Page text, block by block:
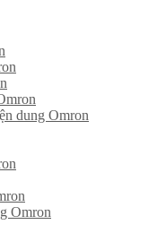
dung Omron
Omron